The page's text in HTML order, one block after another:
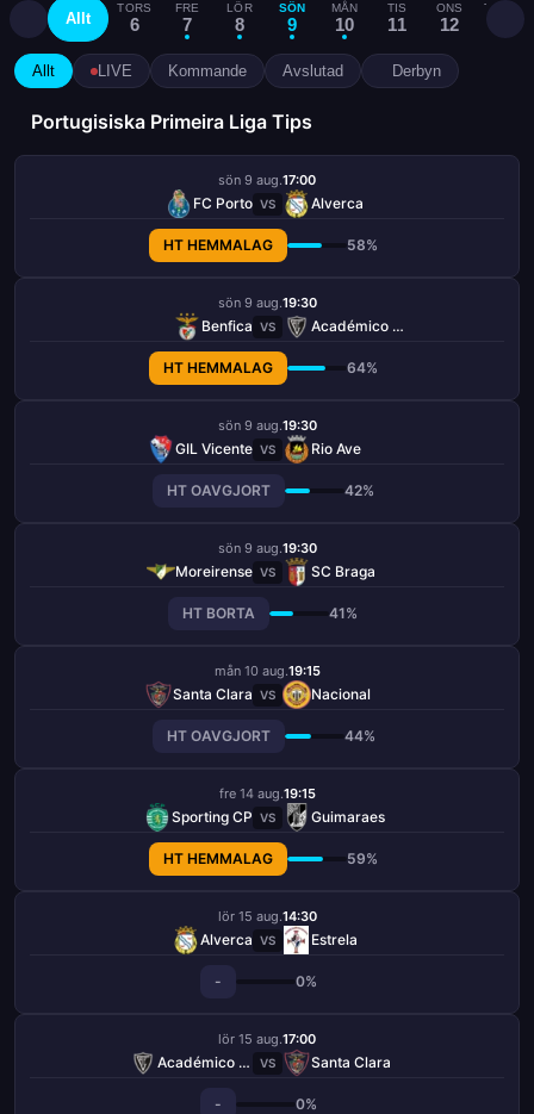
Allt
TORS
6
FRE
7
LÖR
8
SÖN
9
MÅN
10
TIS
11
ONS
12
TORS
Allt LIVE Kommande Avslutad Derbyn
Portugisiska Primeira Liga Tips
sön 9 aug.17:00
FC Porto VS Alverca
HT HEMMALAG 58%
sön 9 aug.19:30
Benfica VS Académico Viseu
HT HEMMALAG 64%
sön 9 aug.19:30
GIL Vicente VS Rio Ave
HT OAVGJORT 42%
sön 9 aug.19:30
Moreirense VS SC Braga
HT BORTA 41%
mån 10 aug.19:15
Santa Clara VS Nacional
HT OAVGJORT 44%
fre 14 aug.19:15
Sporting CP VS Guimaraes
HT HEMMALAG 59%
lör 15 aug.14:30
Alverca VS Estrela
- 0%
lör 15 aug.17:00
Académico Viseu VS Santa Clara
- 0%